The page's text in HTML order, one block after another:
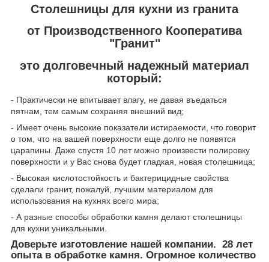
Столешницы для кухни из гранита
от Производственного Кооператива
"Гранит"
это долговечный надежный материал
который:
- Практически не впитывает влагу, не давая въедаться
пятнам, тем самым сохраняя внешний вид;
- Имеет очень высокие показатели истираемости, что говорит
о том, что на вашей поверхности еще долго не появятся
царапины. Даже спустя 10 лет можно произвести полировку
поверхности и у Вас снова будет гладкая, новая столешница;
- Высокая кислотостойкость и бактерицидные свойства
сделали гранит, пожалуй, лучшим материалом для
использования на кухнях всего мира;
- А разные способы обработки камня делают столешницы
для кухни уникальными.
Доверьте изготовление нашей компании. 28 лет
опыта в обработке камня. Огромное количество